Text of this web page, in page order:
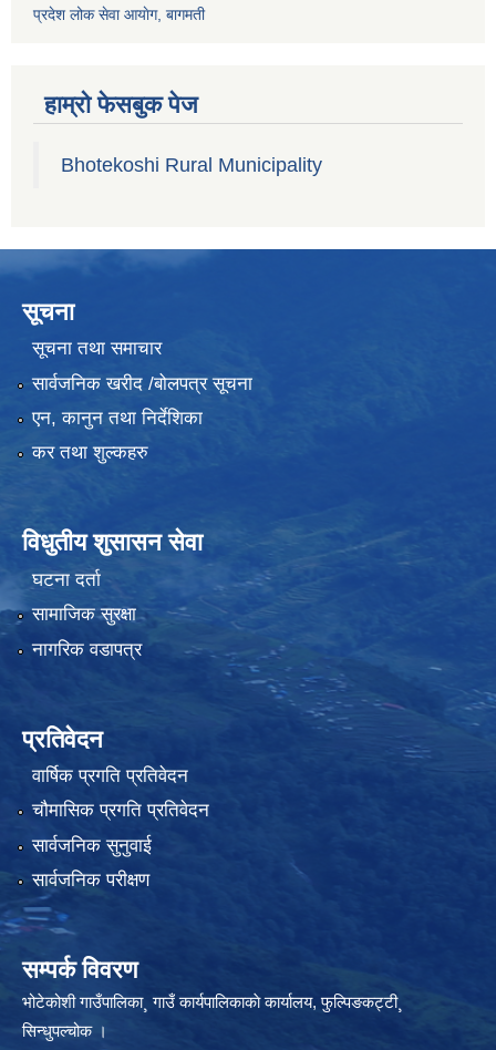
प्रदेश लोक सेवा आयाेग, बागमती
हाम्रो फेसबुक पेज
Bhotekoshi Rural Municipality
सूचना
सूचना तथा समाचार
सार्वजनिक खरीद /बोलपत्र सूचना
एन, कानुन तथा निर्देशिका
कर तथा शुल्कहरु
विधुतीय शुसासन सेवा
घटना दर्ता
सामाजिक सुरक्षा
नागरिक वडापत्र
प्रतिवेदन
वार्षिक प्रगति प्रतिवेदन
चौमासिक प्रगति प्रतिवेदन
सार्वजनिक सुनुवाई
सार्वजनिक परीक्षण
सम्पर्क विवरण
भोटेकोशी गाउँपालिका¸ गाउँ कार्यपालिकाकाे कार्यालय, फुल्पिङकट्टी¸
सिन्धुपल्चोक ।